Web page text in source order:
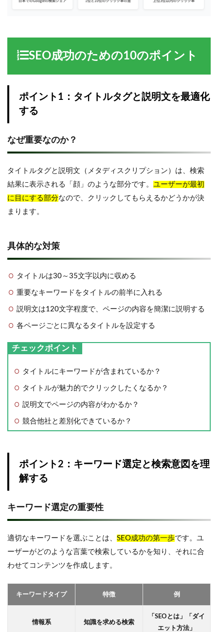
SEO成功のための10のポイント
ポイント1：タイトルタグと説明文を最適化
する
なぜ重要なのか？
タイトルタグと説明文（メタディスクリプション）は、検索
結果に表示される「顔」のような部分です。 ユーザーが最初
に目にする部分なので、クリックしてもらえるかどうかが決
まります。
具体的な対策
タイトルは30～35文字以内に収める
重要なキーワードをタイトルの前半に入れる
説明文は120文字程度で、ページの内容を簡潔に説明する
各ページごとに異なるタイトルを設定する
チェックポイント
タイトルにキーワードが含まれているか？
タイトルが魅力的でクリックしたくなるか？
説明文でページの内容がわかるか？
競合他社と差別化できているか？
ポイント2：キーワード選定と検索意図を理
解する
キーワード選定の重要性
適切なキーワードを選ぶことは、 SEO成功の第一歩です。ユ
ーザーがどのような言葉で検索しているかを知り、それに合
わせてコンテンツを作成します。
キーワードタイプ 特徴 例
情報系 知識を求める検索
「SEOとは」「ダイ
エット方法」